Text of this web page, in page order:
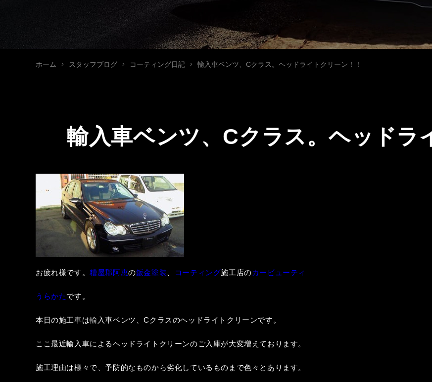
ホーム スタッフブログ コーティング日記 輸入車ベンツ、Cクラス。ヘッドライトクリーン！！
輸入車ベンツ、Cクラス。ヘッドラ
お疲れ様です。糟屋郡阿恵の鈑金塗装 コーティング施工店のカービューティ
うらかたです。
本日の施工車は輸入車ベンツ、Cクラスのヘッドライトクリーンです。
ここ最近輸入車によるヘッドライトクリーンのご入庫が大変増えております。
施工理由は様々で、予防的なものから劣化しているものまで色々とあります。